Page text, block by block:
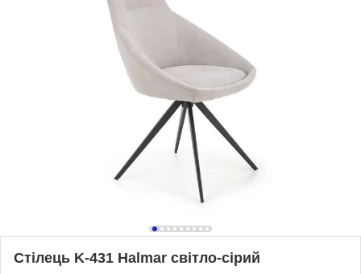
Стілець K-431 Halmar світло-сірий